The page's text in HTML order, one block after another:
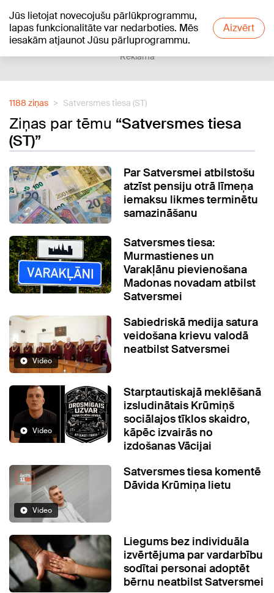
Jūs lietojat novecojušu pārlūkprogrammu,
lapas funkcionalitāte var nedarboties. Mēs
iesakām atjaunot Jūsu pārluprogrammu.
Aizvērt
+21°C
Reklāma
1188 ziņas Satversmes tiesa (ST)
Ziņas par tēmu “Satversmes tiesa
(ST)”
Par Satversmei atbilstošu
atzīst pensiju otrā līmeņa
iemaksu likmes terminētu
samazināšanu
Satversmes tiesa:
Murmastienes un
Varakļānu pievienošana
Madonas novadam atbilst
Satversmei
Video
Sabiedriskā medija satura
veidošana krievu valodā
neatbilst Satversmei
Video
Starptautiskajā meklēšanā
izsludinātais Krūmiņš
sociālajos tīklos skaidro,
kāpēc izvairās no
izdošanas Vācijai
Video
Satversmes tiesa komentē
Dāvida Krūmiņa lietu
Liegums bez individuāla
izvērtējuma par vardarbību
sodītai personai adoptēt
bērnu neatbilst Satversmei